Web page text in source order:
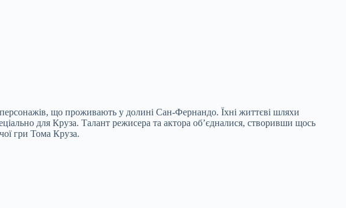
що проживають у долині Сан-Фернандо. Їхні життєві шляхи
для Круза. Талант режисера та актора об’єдналися, створивши щось
гри Тома Круза.